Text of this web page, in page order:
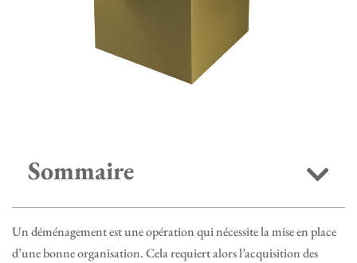
Sommaire
Un déménagement est une opération qui nécessite la mise en place
d’une bonne organisation. Cela requiert alors l’acquisition des